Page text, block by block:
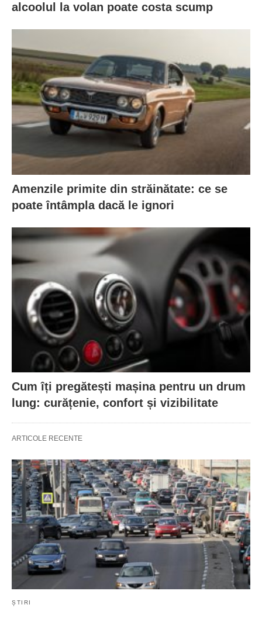
alcoolul la volan poate costa scump
Amenzile primite din străinătate: ce se
poate întâmpla dacă le ignori
Cum îți pregătești mașina pentru un drum
lung: curățenie, confort și vizibilitate
ARTICOLE RECENTE
ȘTIRI